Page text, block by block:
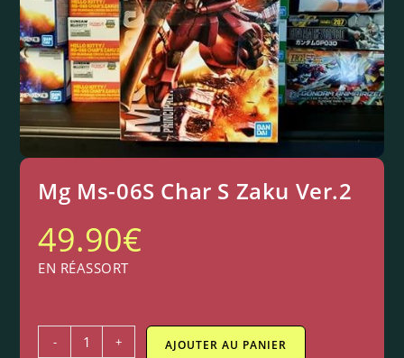
Mg Ms-06S Char S Zaku Ver.2
49.90€
EN RÉASSORT
- + AJOUTER AU PANIER